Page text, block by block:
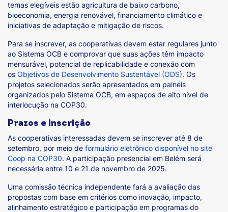
temas elegíveis estão agricultura de baixo carbono,
bioeconomia, energia renovável, financiamento climático e
iniciativas de adaptação e mitigação de riscos.
Para se inscrever, as cooperativas devem estar regulares junto
ao Sistema OCB e comprovar que suas ações têm impacto
mensurável, potencial de replicabilidade e conexão com
os Objetivos de Desenvolvimento Sustentável (ODS). Os
projetos selecionados serão apresentados em painéis
organizados pelo Sistema OCB, em espaços de alto nível de
interlocução na COP30.
Prazos e inscrição
As cooperativas interessadas devem se inscrever até 8 de
setembro, por meio de formulário eletrônico disponível no site
Coop na COP30. A participação presencial em Belém será
necessária entre 10 e 21 de novembro de 2025.
Uma comissão técnica independente fará a avaliação das
propostas com base em critérios como inovação, impacto,
alinhamento estratégico e participação em programas do